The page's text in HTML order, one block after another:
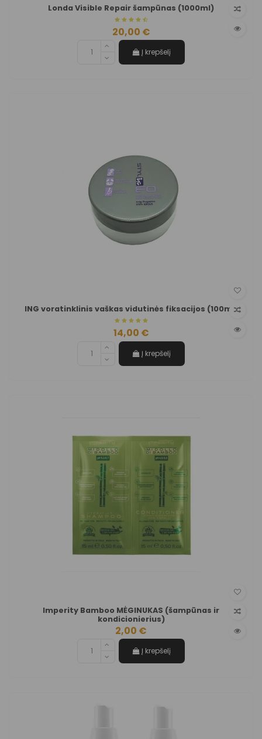
Londa Visible Repair šampūnas (1000ml)
20,00 €
Į krepšelį
ING voratinklinis vaškas vidutinės fiksacijos (100ml)
14,00 €
Į krepšelį
Imperity Bamboo MĖGINUKAS (šampūnas ir
kondicionierius)
2,00 €
Į krepšelį